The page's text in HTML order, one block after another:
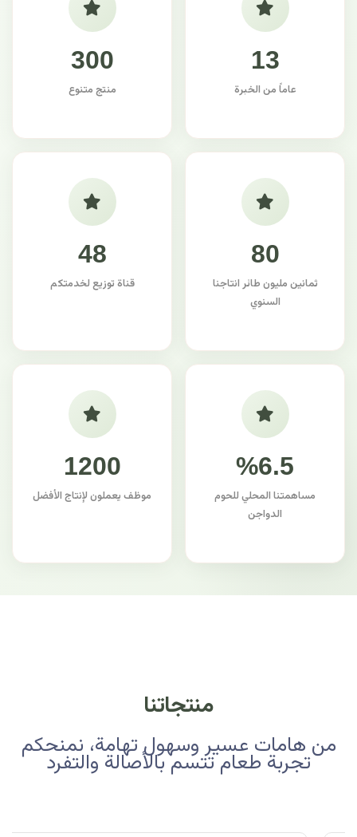
13
عاماً من الخبرة
300
منتج متنوع
80
ثمانين مليون طائر انتاجنا
السنوي
48
قناة توزيع لخدمتكم
%6.5
مساهمتنا المحلي للحوم
الدواجن
1200
موظف يعملون لإنتاج الأفضل
منتجاتنا
من هامات عسير وسهول تهامة، نمنحكم
تجربة طعام تتسم بالأصالة والتفرد